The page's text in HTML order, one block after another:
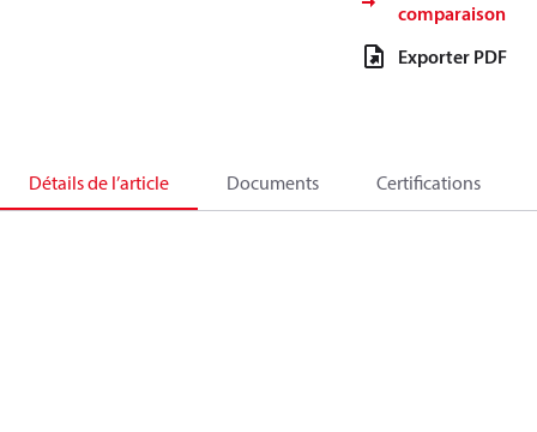
comparaison
Exporter PDF
Détails de l’article Documents Certifications